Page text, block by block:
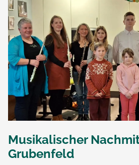
Musikalischer
Grubenfeld